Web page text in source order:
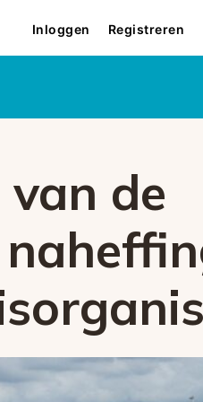
Inloggen Registreren
de